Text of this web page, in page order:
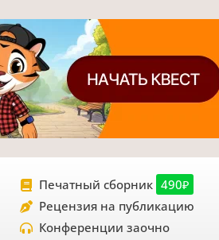
Печатный сборник 490₽
Рецензия на публикацию
Конференции заочно